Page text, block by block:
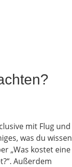
mit Flug und
was du wissen
„Was kostet eine
Außerdem